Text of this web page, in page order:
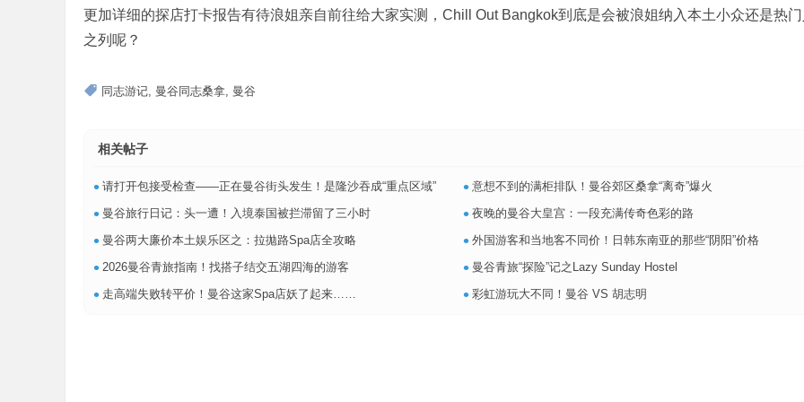
更加详细的探店打卡报告有待浪姐亲自前往给大家实测，Chill Out Bangkok到底是会被浪姐纳入本土小众还是热
之列呢？
同志游记, 曼谷同志桑拿, 曼谷
相关帖子
• 请打开包接受检查——正在曼谷街头发生！是隆沙吞成“重点区域” • 意想不到的满柜排队！曼谷郊区桑拿“离奇”爆火
• 曼谷旅行日记：头一遭！入境泰国被拦滞留了三小时 • 夜晚的曼谷大皇宫：一段充满传奇色彩的路
• 曼谷两大廉价本土娱乐区之：拉拋路Spa店全攻略 • 外国游客和当地客不同价！日韩东南亚的那些“阴阳”价格
• 2026曼谷青旅指南！找搭子结交五湖四海的游客 • 曼谷青旅“探险”记之Lazy Sunday Hostel
• 走高端失败转平价！曼谷这家Spa店妖了起来…… • 彩虹游玩大不同！曼谷 VS 胡志明